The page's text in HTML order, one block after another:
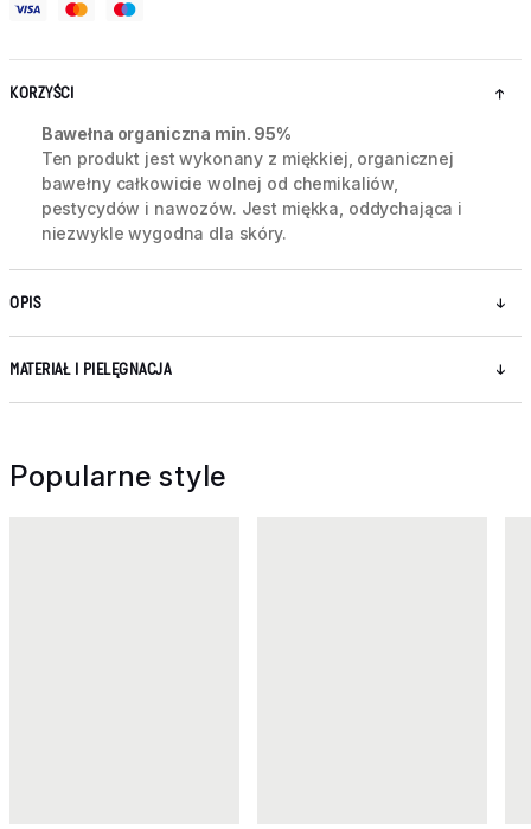
KORZYŚCI
Bawełna organiczna min. 95%
Ten produkt jest wykonany z miękkiej, organicznej
bawełny całkowicie wolnej od chemikaliów,
pestycydów i nawozów. Jest miękka, oddychająca i
niezwykle wygodna dla skóry.
OPIS
MATERIAŁ I PIELĘGNACJA
Popularne style